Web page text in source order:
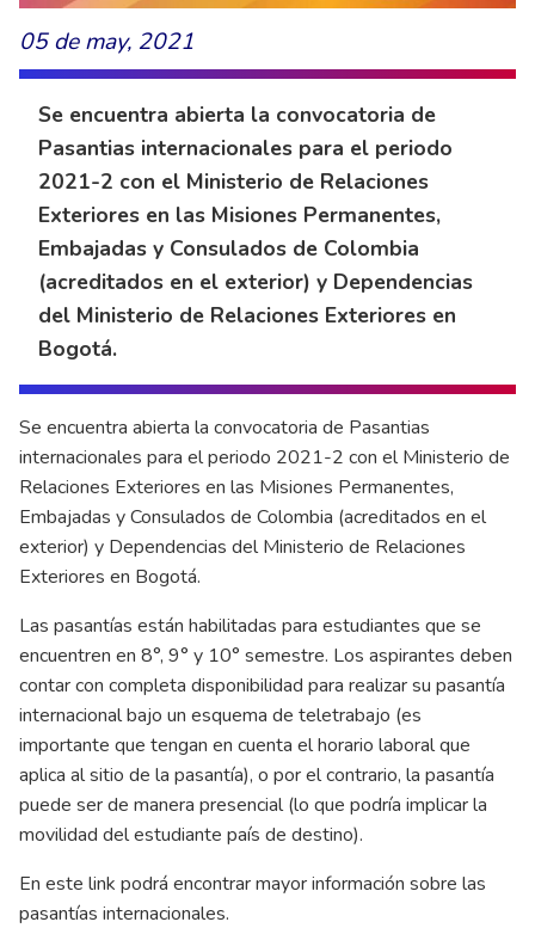
05 de may, 2021
Se encuentra abierta la convocatoria de
Pasantias internacionales para el periodo
2021-2 con el Ministerio de Relaciones
Exteriores en las Misiones Permanentes,
Embajadas y Consulados de Colombia
(acreditados en el exterior) y Dependencias
del Ministerio de Relaciones Exteriores en
Bogotá.
Se encuentra abierta la convocatoria de Pasantias
internacionales para el periodo 2021-2 con el Ministerio de
Relaciones Exteriores en las Misiones Permanentes,
Embajadas y Consulados de Colombia (acreditados en el
exterior) y Dependencias del Ministerio de Relaciones
Exteriores en Bogotá.
Las pasantías están habilitadas para estudiantes que se
encuentren en 8°, 9° y 10° semestre. Los aspirantes deben
contar con completa disponibilidad para realizar su pasantía
internacional bajo un esquema de teletrabajo (es
importante que tengan en cuenta el horario laboral que
aplica al sitio de la pasantía), o por el contrario, la pasantía
puede ser de manera presencial (lo que podría implicar la
movilidad del estudiante país de destino).
En este link podrá encontrar mayor información sobre las
pasantías internacionales.